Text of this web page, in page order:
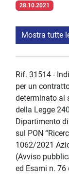
28.10.2021
Mostra tutte
Rif. 31514 -
per un
determinato ai
della Legge
Dipartimento
sul PON
1062/2021
(Avviso
ed Esami n. 76